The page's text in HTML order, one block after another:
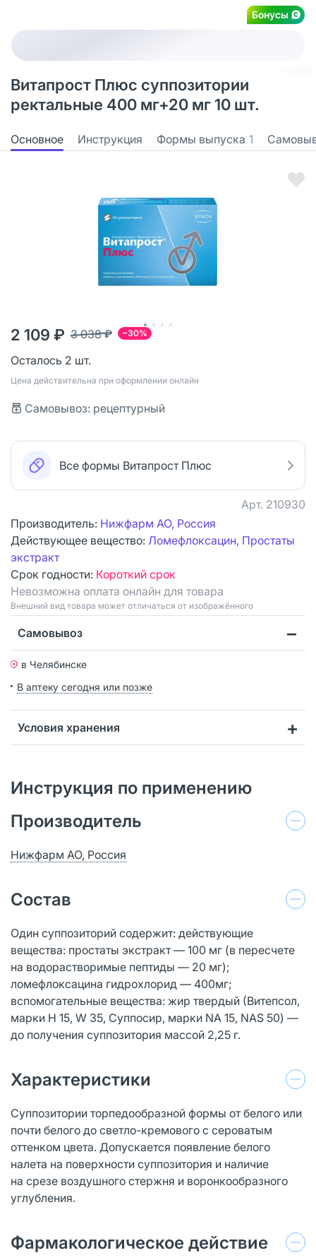
Бонусы
Витапрост Плюс суппозитории
ректальные 400 мг+20 мг 10 шт.
Основное Инструкция Формы выпуска 1
−30%
3 038 ₽
2 109 ₽
Осталось 2 шт.
Цена действительна при оформлении онлайн
Самовывоз: рецептурный
Все формы Витапрост Плюс
Арт. 210930
Производитель: Нижфарм АО, Россия
Действующее вещество: Ломефлоксацин, Простаты
экстракт
Срок годности: Короткий срок
Невозможна оплата онлайн для товара
Bнешний вид товара может отличаться от изображённого
Самовывоз
в Челябинске
В аптеку сегодня или позже
Условия хранения
Инструкция по применению
Производитель
Нижфарм АО, Россия
Состав
Один суппозиторий содержит: действующие
вещества: простаты экстракт — 100 мг (в пересчете
на водорастворимые пептиды — 20 мг);
ломефлоксацина гидрохлорид — 400мг;
вспомогательные вещества: жир твердый (Витепсол,
марки H 15, W 35, Суппосир, марки NA 15, NAS 50) —
до получения суппозитория массой 2,25 г.
Характеристики
Суппозитории торпедообразной формы от белого или
почти белого до светло-кремового с сероватым
оттенком цвета. Допускается появление белого
налета на поверхности суппозитория и наличие
на срезе воздушного стержня и воронкообразного
углубления.
Фармакологическое действие